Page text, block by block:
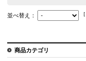
並べ替え： [
商品カテゴリ